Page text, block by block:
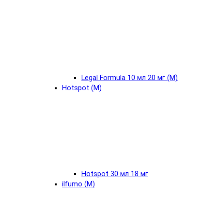
Legal Formula 10 мл 20 мг (М)
Hotspot (М)
Hotspot 30 мл 18 мг
ilfumo (М)